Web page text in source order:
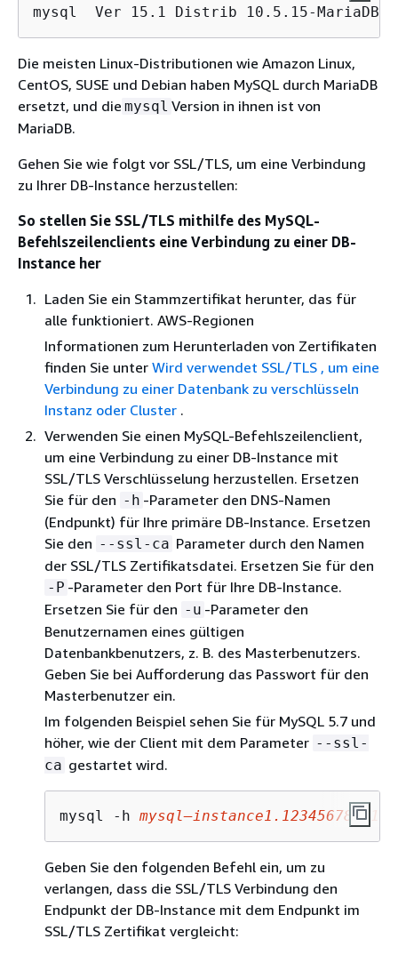
mysql  Ver 15.1 Distrib 10.5.15-MariaDB,
Die meisten Linux-Distributionen wie Amazon Linux,
CentOS, SUSE und Debian haben MySQL durch MariaDB
ersetzt, und die mysql Version in ihnen ist von
MariaDB.
Gehen Sie wie folgt vor SSL/TLS, um eine Verbindung
zu Ihrer DB-Instance herzustellen:
So stellen Sie SSL/TLS mithilfe des MySQL-
Befehlszeilenclients eine Verbindung zu einer DB-
Instance her
Laden Sie ein Stammzertifikat herunter, das für
alle funktioniert. AWS-Regionen
Informationen zum Herunterladen von Zertifikaten
finden Sie unter Wird verwendet SSL/TLS , um eine
Verbindung zu einer Datenbank zu verschlüsseln
Instanz oder Cluster .
Verwenden Sie einen MySQL-Befehlszeilenclient,
um eine Verbindung zu einer DB-Instance mit
SSL/TLS Verschlüsselung herzustellen. Ersetzen
Sie für den -h -Parameter den DNS-Namen
(Endpunkt) für Ihre primäre DB-Instance. Ersetzen
Sie den --ssl-ca Parameter durch den Namen
der SSL/TLS Zertifikatsdatei. Ersetzen Sie für den
-P -Parameter den Port für Ihre DB-Instance.
Ersetzen Sie für den -u -Parameter den
Benutzernamen eines gültigen
Datenbankbenutzers, z. B. des Masterbenutzers.
Geben Sie bei Aufforderung das Passwort für den
Masterbenutzer ein.
Im folgenden Beispiel sehen Sie für MySQL 5.7 und
höher, wie der Client mit dem Parameter --ssl-
ca gestartet wird.
mysql -h
Geben Sie den folgenden Befehl ein, um zu
verlangen, dass die SSL/TLS Verbindung den
Endpunkt der DB-Instance mit dem Endpunkt im
SSL/TLS Zertifikat vergleicht: